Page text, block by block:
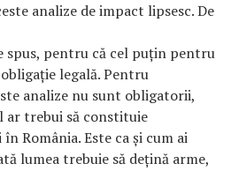
analize de impact lipsesc. De
spus, pentru că cel puțin pentru
legală. Pentru
analize nu sunt obligatorii,
ar trebui să constituie
România. Este ca și cum ai
lumea trebuie să dețină arme,